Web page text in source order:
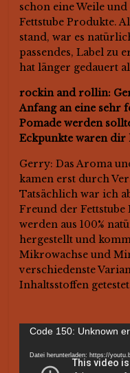
schon eine Weile
Fettstube Produkte.
stand, war es
passendes, Label zu
hat länger gedauert
rockin and rollin:
Anfang an eine sehr
Pomade werden
Eckpunkte waren dir
Gerry: Das Aroma
kamen erst durch
Tatsächlich war ich
Freund der
werden aus 100%
hergestellt und
Mikrowachse und
verschiedenste
Inhaltsstoffen
Video-
Code 150: Unknown
Datei herunterladen: https://